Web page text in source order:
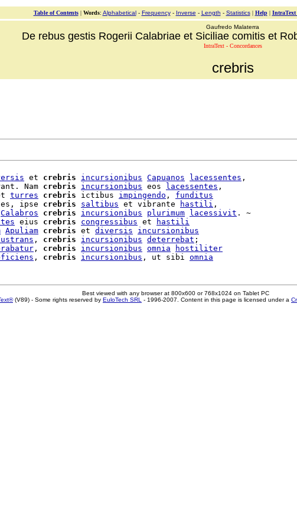
Table of Contents| Words: Alphabetical- Frequency- Inverse - Length - Statistics| Help|
Gaufredo Malaterra
De rebus gestis Rogerii Calabriae et Siciliae comitis et
IntraText - Concordances
crebris
et crebris incursionibus Capuanos lacessentes ,
Nam crebris incursionibus eos lacessentes ,
turres crebris ictibus impingendo , funditus
ipse
crebris saltibus et vibrante hastili ,
Calabros crebris incursionibus plurimum lacessivit . ~
eius crebris congressibus et
hastili
Apuliam crebris et diversis
incursionibus
, crebris incursionibus deterrebat ;
, crebris incursionibus omnia
hostiliter
, crebris incursionibus , ut sibi omnia
Best viewed with any browser at 800x600 or 768x1024 on Tablet PC
(V89) - Some rights reserved by EuloTech SRL - 1996-2007. Content in this page is licensed under a